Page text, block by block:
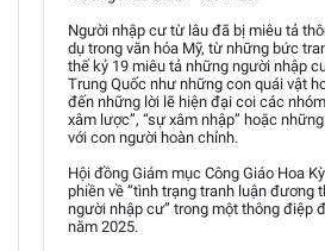
Người nhập cư từ lâu đã bị miêu tả
dụ trong văn hóa Mỹ, từ những bức
thế kỷ 19 miêu tả những người nhập
Trung Quốc như những con quái vật
đến những lời lẽ hiện đại coi các
xâm lược”, “sự xâm nhập” hoặc
với con người hoàn chỉnh.
Hội đồng Giám mục Công Giáo Hoa
phiền về “tình trạng tranh luận đương
người nhập cư” trong một thông điệp
năm 2025.